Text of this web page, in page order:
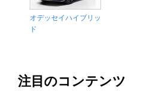
オデッセイハイブリッ
ド
注目のコンテンツ